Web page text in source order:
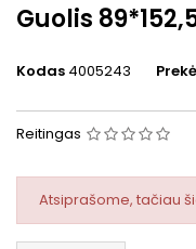
Guolis
Kodas 4005243
Reitingas
Atsiprašome, tačiau